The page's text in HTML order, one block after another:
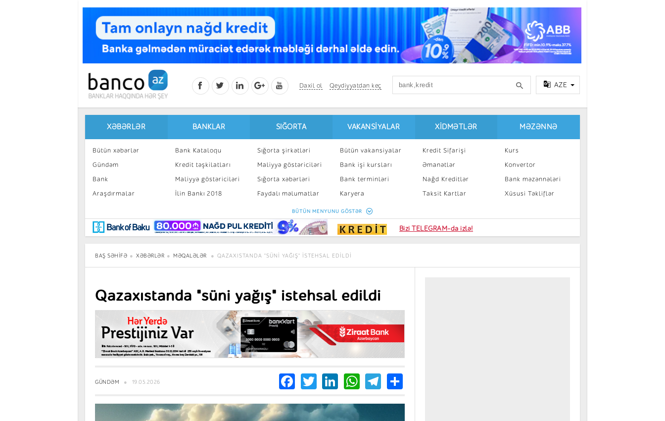
Daxil ol Qeydiyyatdan keç AZE
XƏBƏRLƏR
Bütün xəbərlər
Gündəm
Bank
Araşdırmalar
Maraqlı
BancoTV
Müsahibə
BANKLAR
Bank Kataloqu
Kredit təşkilatları
Maliyyə göstəriciləri
İlin Bankı 2018
SIĞORTA
Sığorta şirkətləri
Maliyyə göstəriciləri
Sığorta xəbərləri
Faydalı məlumatlar
Sığorta kalkulyatoru
VAKANSIYALAR
Bütün vakansiyalar
Bank işi kursları
Bank terminləri
Karyera
Peşakar inkişaf
XIDMƏTLƏR
Kredit Sifarişi
Əmanətlər
Nağd Kreditlər
Taksit Kartlar
Kart sifarişi
MƏZƏNNƏ
Kurs
Konvertor
Bank məzənnələri
Xüsusi Təkliflər
BÜTÜN MENYUNU GÖSTƏR
Bizi TELEGRAM-da izlə!
BAŞ SƏHIFƏ XƏBƏRLƏR MƏQALƏLƏR QAZAXISTANDA "SÜNI YAĞIŞ" ISTEHSAL EDILDI
Qazaxıstanda "süni yağış" istehsal edildi
GÜNDƏM 19.05.2026 Facebook
TwitterLinkedIn
WhatsApp
Telegram
Share